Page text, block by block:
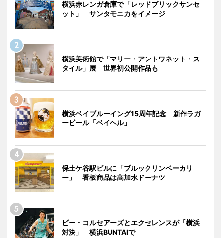
横浜赤レンガ倉庫で「レッドブリックサンセ
ット」 サンタモニカをイメージ
横浜美術館で「マリー・アントワネット・ス
タイル」展 世界初公開作品も
横浜ベイブルーイング15周年記念 新作ラガ
ービール「ベイヘル」
保土ケ谷駅ビルに「ブルックリンベーカリ
ー」 看板商品は高加水ドーナツ
ビー・コルセアーズとエクセレンスが「横浜
対決」 横浜BUNTAIで